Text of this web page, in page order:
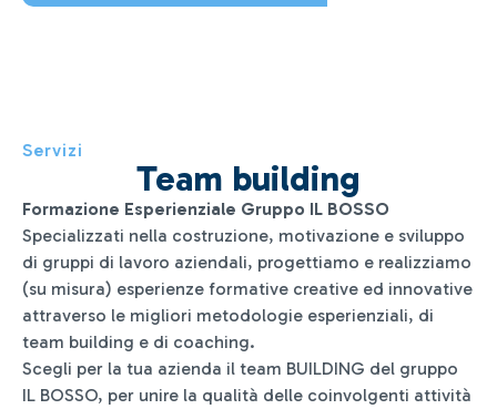
Servizi
Team building
Formazione Esperienziale Gruppo IL BOSSO
Specializzati nella costruzione, motivazione e sviluppo
di gruppi di lavoro aziendali, progettiamo e realizziamo
(su misura) esperienze formative creative ed innovative
attraverso le migliori metodologie esperienziali, di
team building e di coaching.
Scegli per la tua azienda il team BUILDING del gruppo
IL BOSSO, per unire la qualità delle coinvolgenti attività